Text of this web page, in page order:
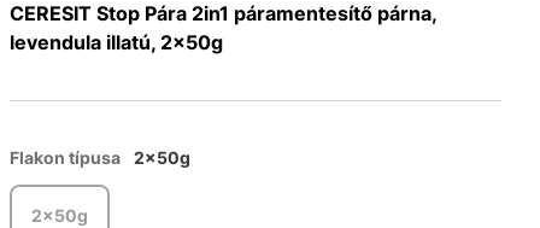
CERESIT Stop Pára 2in1 páramentesítő párna,
levendula illatú, 2x50g
Flakon típusa 2x50g
2x50g